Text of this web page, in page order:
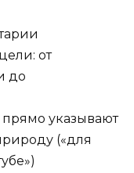
от
до
указывают
(«для